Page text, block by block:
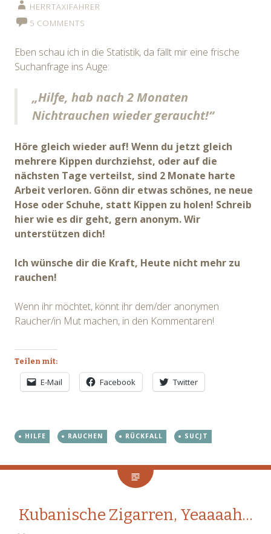
HERRTAXIFAHRER
5 COMMENTS
Eben schau ich in die Statistik, da fällt mir eine frische
Suchanfrage ins Auge:
„Hilfe, hab nach 2 Monaten
Nichtrauchen wieder geraucht!“
Höre gleich wieder auf! Wenn du jetzt gleich
mehrere Kippen durchziehst, oder auf die
nächsten Tage verteilst, sind 2 Monate harte
Arbeit verloren. Gönn dir etwas schönes, ne neue
Hose oder Schuhe, statt Kippen zu holen! Schreib
hier wie es dir geht, gern anonym. Wir
unterstützen dich!
Ich wünsche dir die Kraft, Heute nicht mehr zu
rauchen!
Wenn ihr möchtet, könnt ihr dem/der anonymen
Raucher/in Mut machen, in den Kommentaren!
Teilen mit:
E-Mail Facebook Twitter
HILFE RAUCHEN RÜCKFALL SUCJT
Kubanische Zigarren, Yeaaaah…